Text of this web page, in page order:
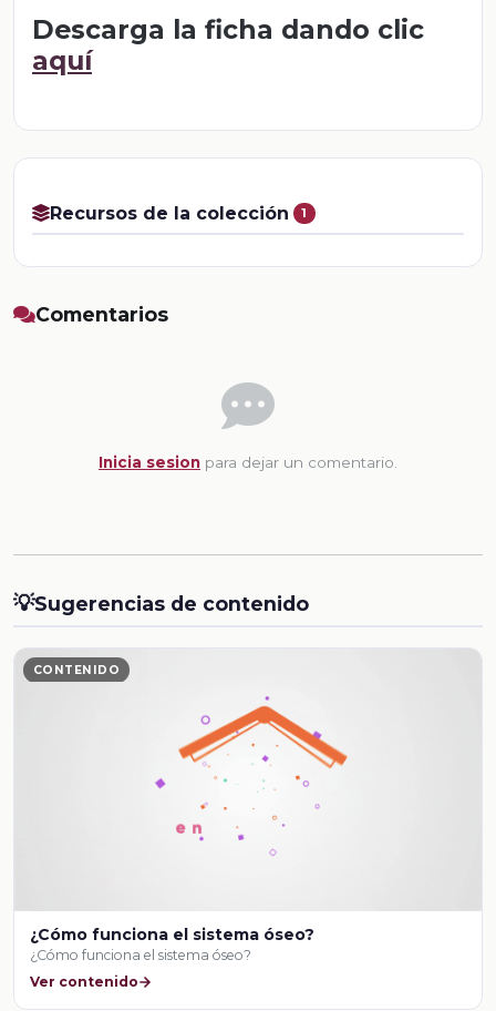
Descarga la ficha dando clic
aquí
Recursos de la colección 1
Comentarios
Inicia sesion para dejar un comentario.
💡Sugerencias de contenido
CONTENIDO
¿Cómo funciona el sistema óseo?
¿Cómo funciona el sistema óseo?
Ver contenido